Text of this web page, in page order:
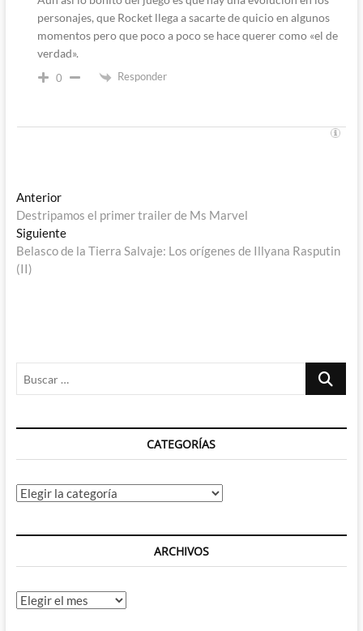
personajes, que Rocket llega a sacarte de quicio en algunos
momentos pero que poco a poco se hace querer como «el de
verdad».
0 Responder
Navegación
de
entradas
AnteriorEntrada
anterior:
Destripamos el primer trailer de Ms Marvel
SiguienteEntrada
siguiente:
Belasco de la Tierra Salvaje: Los orígenes de Illyana Rasputin
(II)
Buscar
CATEGORÍAS
Categorías
ARCHIVOS
Archivos